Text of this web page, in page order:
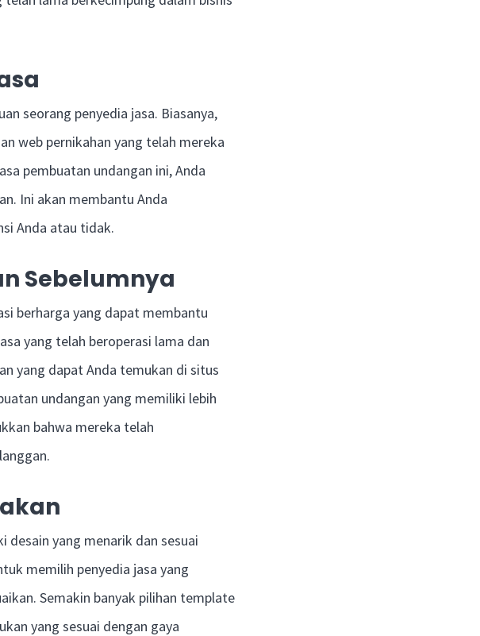
seorang penyedia jasa. Biasanya,
web pernikahan yang telah mereka
pembuatan undangan ini, Anda
Ini akan membantu Anda
Anda atau tidak.
Sebelumnya
berharga yang dapat membantu
yang telah beroperasi lama dan
yang dapat Anda temukan di situs
undangan yang memiliki lebih
bahwa mereka telah
desain yang menarik dan sesuai
memilih penyedia jasa yang
Semakin banyak pilihan template
yang sesuai dengan gaya